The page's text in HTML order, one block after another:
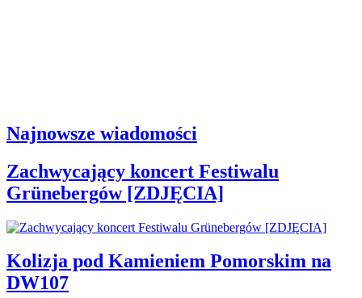
Najnowsze wiadomości
Zachwycający koncert Festiwalu
Grünebergów [ZDJĘCIA]
Kolizja pod Kamieniem Pomorskim na
DW107